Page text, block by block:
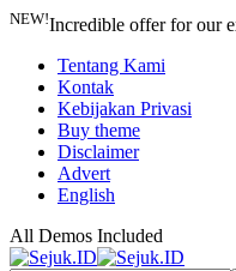
NEW!Incredible offer for our
Tentang Kami
Kontak
Kebijakan Privasi
Buy theme
Disclaimer
Advert
English
All Demos Included